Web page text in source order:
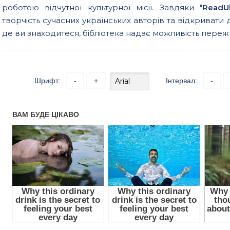
роботою відчутної культурної місії. Завдяки "
творчість сучасних українських авторів та
де ви знаходитеся, бібліотека надає можливість
Шрифт: - + Інтервал: -